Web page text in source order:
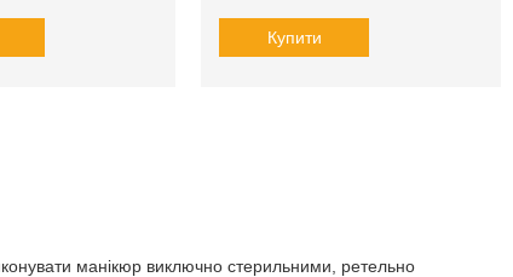
Купити
манікюр виключно стерильними, ретельно